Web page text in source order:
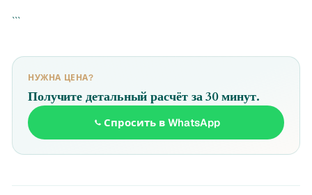
```
НУЖНА ЦЕНА?
Получите детальный расчёт за 30 минут.
Спросить в WhatsApp